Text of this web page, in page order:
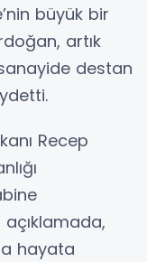
büyük bir
artık
destan
Recep
açıklamada,
hayata